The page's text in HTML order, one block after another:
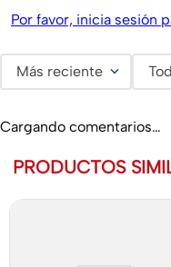
Por favor, inicia sesión
Más reciente
Cargando comentarios…
PRODUCTOS